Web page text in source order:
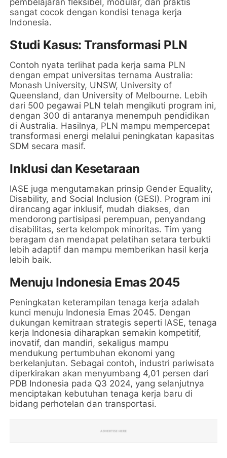
pembelajaran fleksibel, modular, dan praktis
sangat cocok dengan kondisi tenaga kerja
Indonesia.
Studi Kasus: Transformasi PLN
Contoh nyata terlihat pada kerja sama PLN
dengan empat universitas ternama Australia:
Monash University, UNSW, University of
Queensland, dan University of Melbourne. Lebih
dari 500 pegawai PLN telah mengikuti program ini,
dengan 300 di antaranya menempuh pendidikan
di Australia. Hasilnya, PLN mampu mempercepat
transformasi energi melalui peningkatan kapasitas
SDM secara masif.
Inklusi dan Kesetaraan
IASE juga mengutamakan prinsip Gender Equality,
Disability, and Social Inclusion (GESI). Program ini
dirancang agar inklusif, mudah diakses, dan
mendorong partisipasi perempuan, penyandang
disabilitas, serta kelompok minoritas. Tim yang
beragam dan mendapat pelatihan setara terbukti
lebih adaptif dan mampu memberikan hasil kerja
lebih baik.
Menuju Indonesia Emas 2045
Peningkatan keterampilan tenaga kerja adalah
kunci menuju Indonesia Emas 2045. Dengan
dukungan kemitraan strategis seperti IASE, tenaga
kerja Indonesia diharapkan semakin kompetitif,
inovatif, dan mandiri, sekaligus mampu
mendukung pertumbuhan ekonomi yang
berkelanjutan. Sebagai contoh, industri pariwisata
diperkirakan akan menyumbang 4,01 persen dari
PDB Indonesia pada Q3 2024, yang selanjutnya
menciptakan kebutuhan tenaga kerja baru di
bidang perhotelan dan transportasi.